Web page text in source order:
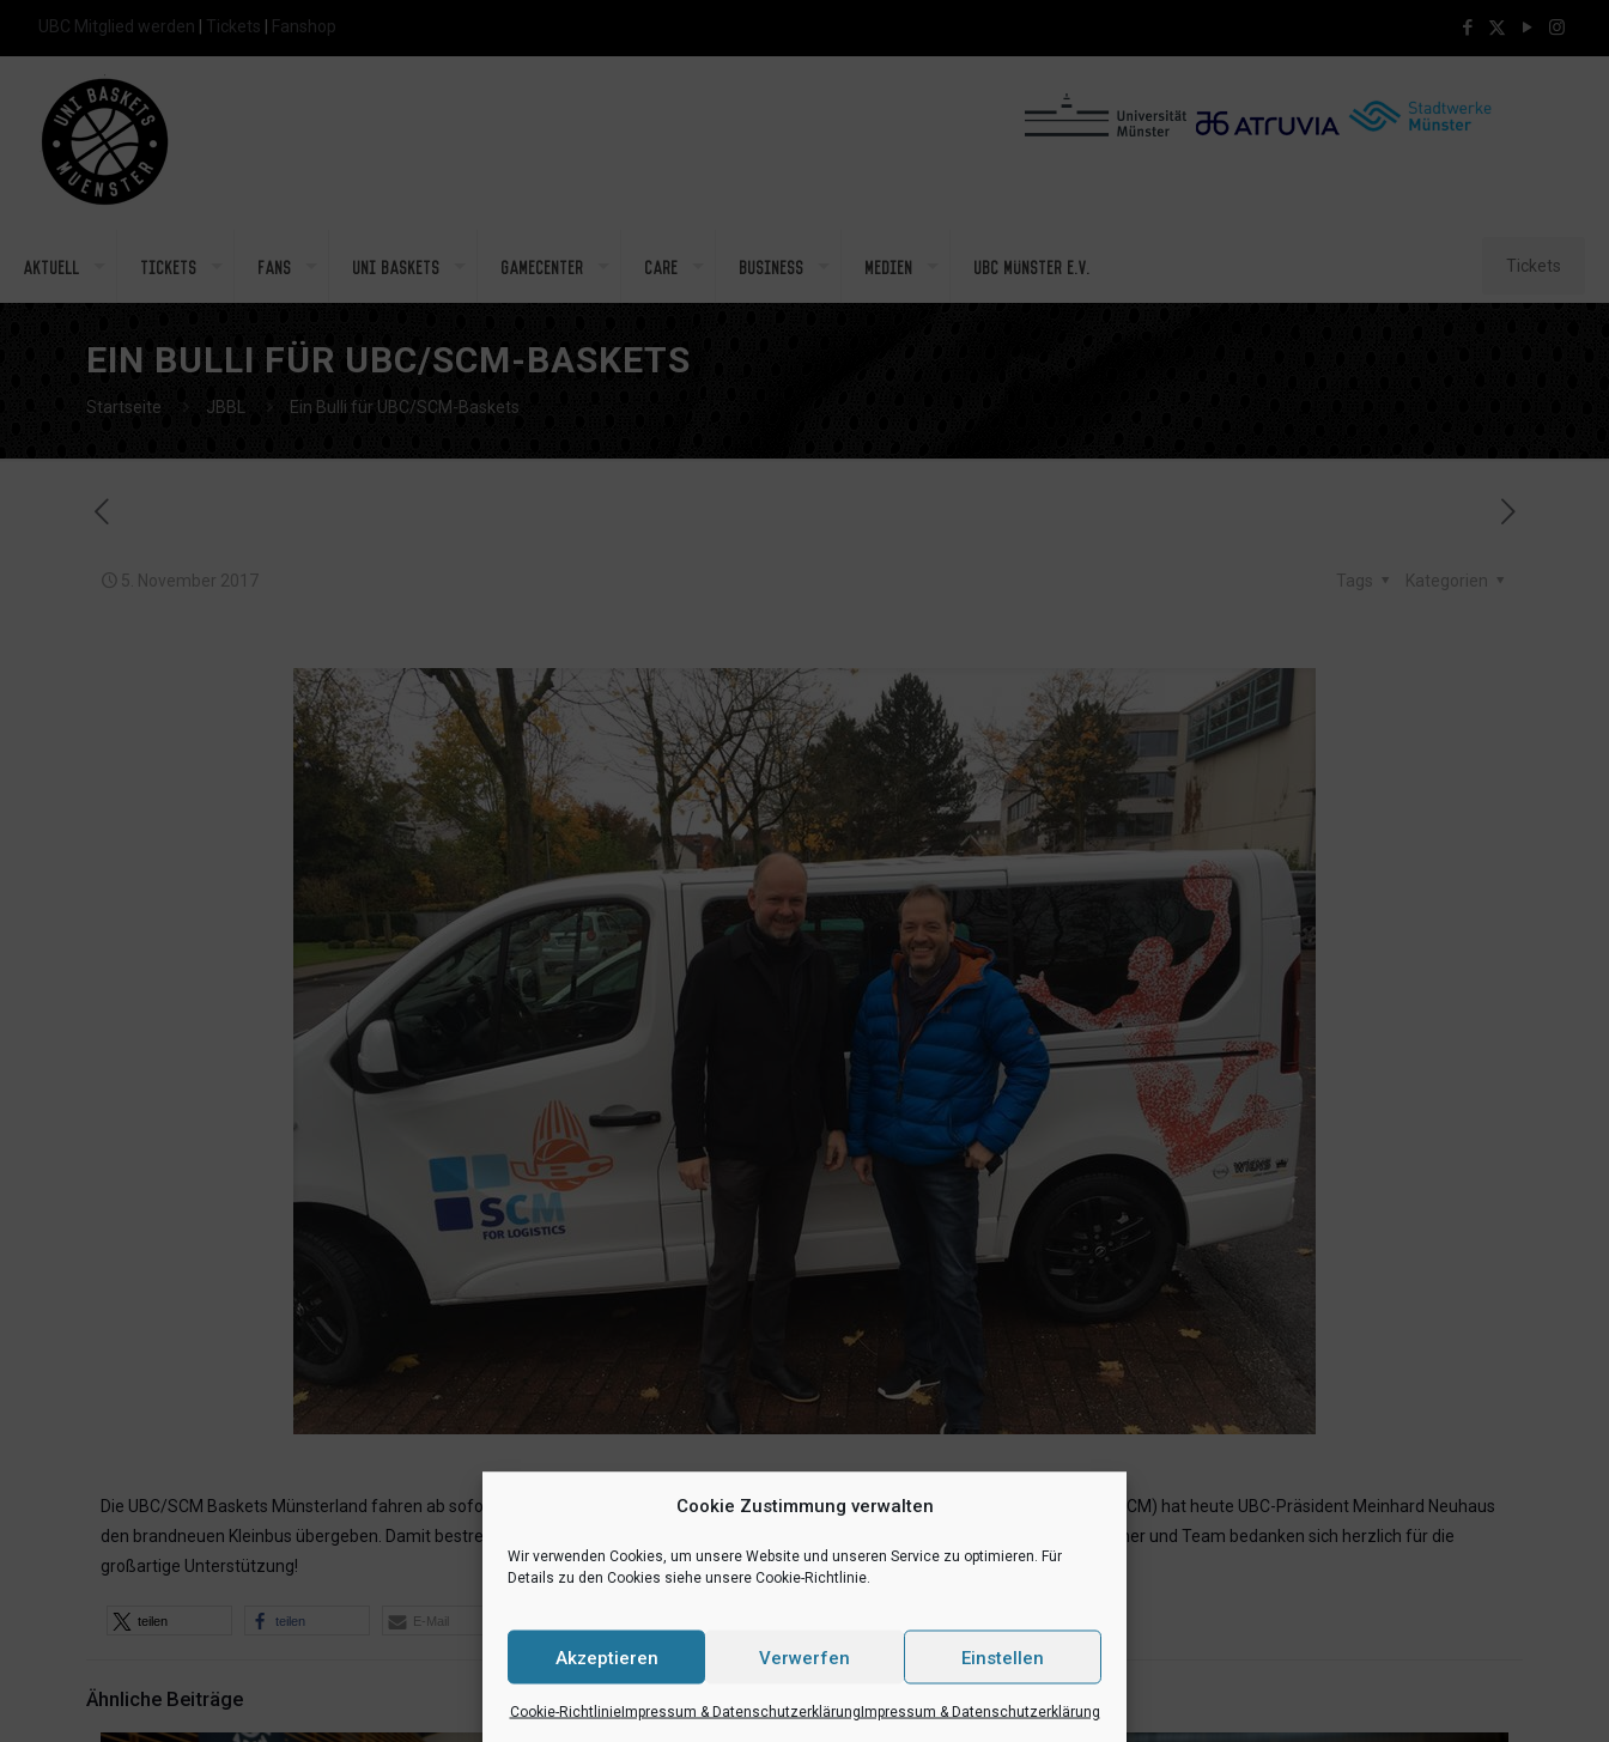
Cookie Zustimmung verwalten
Wir verwenden Cookies, um unsere Website und unseren Service zu optimieren. Für
Details zu den Cookies siehe unsere Cookie-Richtlinie.
Akzeptieren Verwerfen Einstellen
Cookie-RichtlinieImpressum & DatenschutzerklärungImpressum & Datenschutzerklärung
UBC Mitglied werden Tickets Fanshop
Aktuell Tickets Fans Uni Baskets Gamecenter Care Business Medien UBC Münster e.V. Tickets
EIN BULLI FÜR UBC/SCM-BASKETS
Startseite JBBL Ein Bulli für UBC/SCM-Baskets
5. November 2017 Kategorien
Tags
Die UBC/SCM Baskets Münsterland fahren ab sofort mit einem eigenen Bulli zu den Auswärtsspielen: Hauptsponsor Henrik Schneider (SCM) hat heute UBC-Präsident Meinhard Neuhaus
den brandneuen Kleinbus übergeben. Damit bestreitet das JBBL-Team (UBC/SCM Baskets Münsterland) nun alle Auswärtsfahrten. Trainer und Team bedanken sich herzlich für die
großartige Unterstützung!
teilen teilen E-Mail
Ähnliche Beiträge